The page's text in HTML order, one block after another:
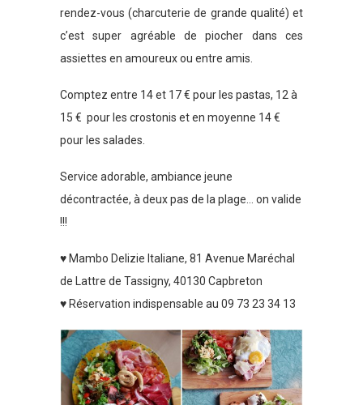
rendez-vous (charcuterie de grande qualité) et
c’est super agréable de piocher dans ces
assiettes en amoureux ou entre amis.
Comptez entre 14 et 17 € pour les pastas, 12 à
15 € pour les crostonis et en moyenne 14 €
pour les salades.
Service adorable, ambiance jeune
décontractée, à deux pas de la plage… on valide
!!!
♥ Mambo Delizie Italiane, 81 Avenue Maréchal
de Lattre de Tassigny, 40130 Capbreton
♥ Réservation indispensable au 09 73 23 34 13